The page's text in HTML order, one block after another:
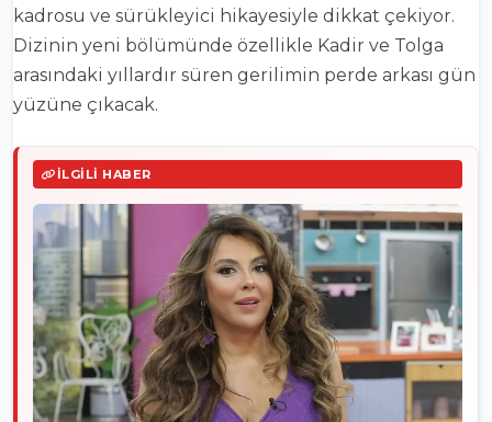
kadrosu ve sürükleyici hikayesiyle dikkat çekiyor.
Dizinin yeni bölümünde özellikle Kadir ve Tolga
arasındaki yıllardır süren gerilimin perde arkası gün
yüzüne çıkacak.
İLGILI HABER